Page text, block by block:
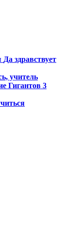
Да здравствует
учитель
Гигантов 3